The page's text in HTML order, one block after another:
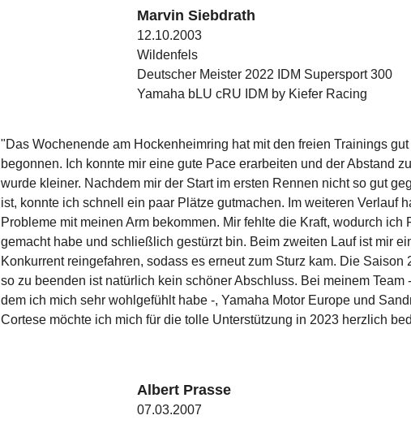
Marvin Siebdrath
12.10.2003
Wildenfels
Deutscher Meister 2022 IDM Supersport 300
Yamaha bLU cRU IDM by Kiefer Racing
"Das Wochenende am Hockenheimring hat mit den freien Trainings gut
begonnen. Ich konnte mir eine gute Pace erarbeiten und der Abstand
wurde kleiner. Nachdem mir der Start im ersten Rennen nicht so gut
ist, konnte ich schnell ein paar Plätze gutmachen. Im weiteren Verlauf
Probleme mit meinen Arm bekommen. Mir fehlte die Kraft, wodurch ich
gemacht habe und schließlich gestürzt bin. Beim zweiten Lauf ist mir
Konkurrent reingefahren, sodass es erneut zum Sturz kam. Die Saison
so zu beenden ist natürlich kein schöner Abschluss. Bei meinem Team
dem ich mich sehr wohlgefühlt habe -, Yamaha Motor Europe und
Cortese möchte ich mich für die tolle Unterstützung in 2023 herzlich
Albert Prasse
07.03.2007